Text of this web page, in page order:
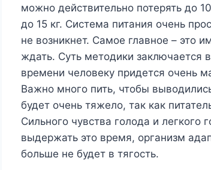
можно действительно потерять до
до 15 кг. Система питания очень
не возникнет. Самое главное – это
ждать. Суть методики заключается
времени человеку придется очень
Важно много пить, чтобы
будет очень тяжело, так как
Сильного чувства голода и легкого
выдержать это время, организм
больше не будет в тягость.